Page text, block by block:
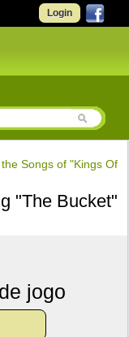
Login
Songs of "Kings Of
"The Bucket"
jogo